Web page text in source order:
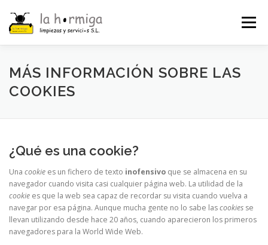
contenido
Menú
INICIO ¿QUIÉNES SOMOS? SERVICIOS
MÁS INFORMACIÓN SOBRE LAS
COOKIES
¿Qué es una cookie?
Una cookie es un fichero de texto inofensivo que se almacena en su
navegador cuando visita casi cualquier página web. La utilidad de la
cookie es que la web sea capaz de recordar su visita cuando vuelva a
navegar por esa página. Aunque mucha gente no lo sabe lascookies se
llevan utilizando desde hace 20 años, cuando aparecieron los primeros
navegadores para la World Wide Web.